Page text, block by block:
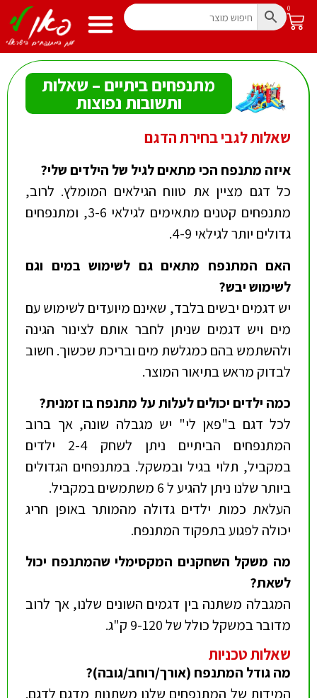
0
מתנפחים ביתיים – שאלות
ותשובות נפוצות
שאלות לגבי בחירת הדגם
איזה מתנפח הכי מתאים לגיל של הילדים שלי?
כל דגם מציין את טווח הגילאים המומלץ. לרוב,
מתנפחים קטנים מתאימים לגילאי 3-6, ומתנפחים
גדולים יותר לגילאי 4-9.
האם המתנפח מתאים גם לשימוש במים וגם
לשימוש יבש?
יש דגמים יבשים בלבד, שאינם מיועדים לשימוש עם
מים ויש דגמים שניתן לחבר אותם לצינור הגינה
ולהשתמש בהם כמגלשת מים ובריכת שכשוך. חשוב
לבדוק מראש בתיאור המוצר.
כמה ילדים יכולים לעלות על מתנפח בו זמנית?
לכל דגם ב"פאן לי" יש מגבלה שונה, אך ברוב
המתנפחים הביתיים ניתן לשחק 2-4 ילדים
במקביל, תלוי בגיל ובמשקל. במתנפחים הגדולים
ביותר שלנו ניתן להגיע ל 6 משתמשים במקביל.
העלאת כמות ילדים גדולה מהמותר באופן חריג
יכולה לפגוע בתפקוד המתנפח.
מה משקל השחקנים המקסימלי שהמתנפח יכול
לשאת?
המגבלה משתנה בין דגמים השונים שלנו, אך לרוב
מדובר במשקל כולל של 9-120 ק"ג.
שאלות טכניות
מה גודל המתנפח (אורך/רוחב/גובה)?
המידות של המתנפחים שלנו משתנות מדגם לדגם.